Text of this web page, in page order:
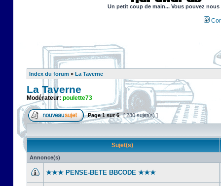
Un petit coup de main... Vous pouvez
Index du forum » La Taverne
La Taverne
Modérateur: poulette73
Page1sur6 [ 280 sujet(s) ]
Sujet(s)
Annonce(s)
★★★ PENSE-BETE BBCODE ★★★